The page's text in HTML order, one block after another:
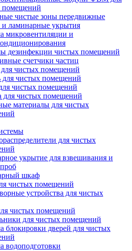
помещений
чистые зоны передвижные
и ламинарные укрытия
микровентиляции и
дезинфекции чистых помещений
счетчики частиц
чистых помещений
для чистых помещений
чистых помещений
для чистых помещений
материалы для чистых
для чистых
укрытие для взвешивания и
шкаф
чистых помещений
устройства для чистых
чистых помещений
для чистых помещений
блокировки дверей для чистых
водоподготовки